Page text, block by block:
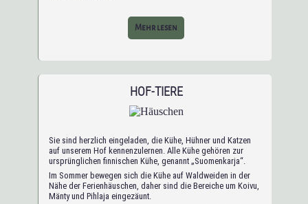
Mehr lesen
HOF-TIERE
Sie sind herzlich eingeladen, die Kühe, Hühner und Katzen
auf unserem Hof kennenzulernen. Alle Kühe gehören zur
ursprünglichen finnischen Kühe, genannt „Suomenkarja“.
Im Sommer bewegen sich die Kühe auf Waldweiden in der
Nähe der Ferienhäuschen, daher sind die Bereiche um Koivu,
Mänty und Pihlaja eingezäunt.